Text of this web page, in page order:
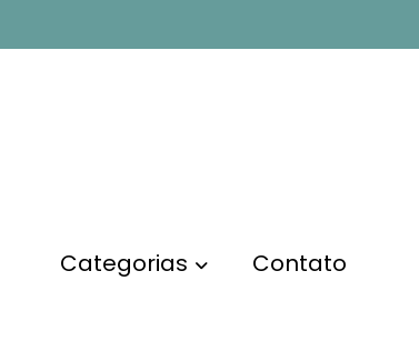
Categorias Contato
Como